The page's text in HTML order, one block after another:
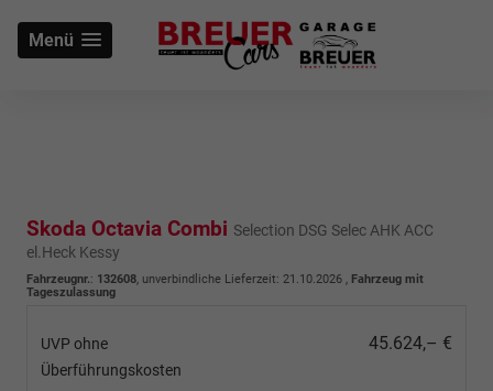
Menü
Skoda Octavia Combi Selection DSG Selec AHK ACC
el.Heck Kessy
Fahrzeugnr.: 132608, unverbindliche Lieferzeit: 21.10.2026 , Fahrzeug mit
Tageszulassung
UVP ohne
Überführungskosten
45.624,– €